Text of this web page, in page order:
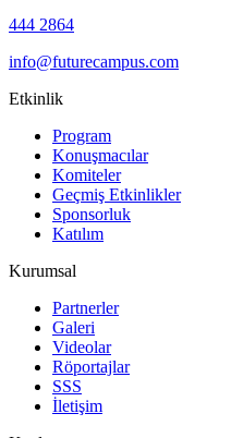
444 2864
info@futurecampus.com
Etkinlik
Program
Konuşmacılar
Komiteler
Geçmiş Etkinlikler
Sponsorluk
Katılım
Kurumsal
Partnerler
Galeri
Videolar
Röportajlar
SSS
İletişim